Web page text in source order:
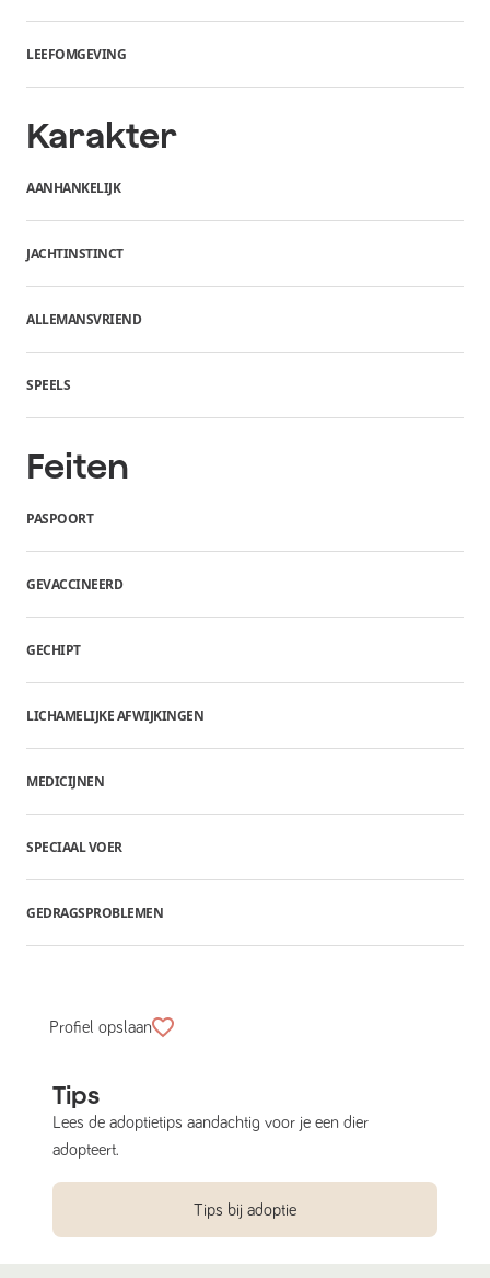
LEEFOMGEVING
Karakter
AANHANKELIJK
JACHTINSTINCT
ALLEMANSVRIEND
SPEELS
Feiten
PASPOORT
GEVACCINEERD
GECHIPT
LICHAMELIJKE AFWIJKINGEN
MEDICIJNEN
SPECIAAL VOER
GEDRAGSPROBLEMEN
Profiel opslaan
Tips
Lees de adoptietips aandachtig voor je een dier
adopteert.
Tips bij adoptie